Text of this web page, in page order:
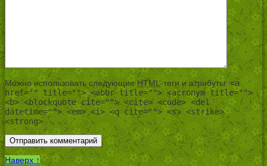
Можно использовать следующиеHTML-теги и атрибуты:<a
href="" title=""> <abbr title=""> <acronym title="">
<b> <blockquote cite=""> <cite> <code> <del
datetime=""> <em> <i> <q cite=""> <s> <strike>
<strong>
Наверх ↑